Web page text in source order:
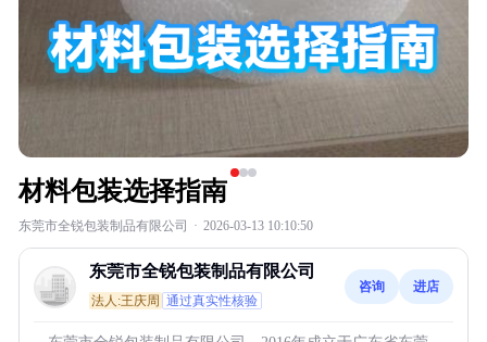
材料包装选择指南
东莞市全锐包装制品有限公司 · 2026-03-13 10:10:50
东莞市全锐包装制品有限公司
法人:王庆周 通过真实性核验
咨询 进店